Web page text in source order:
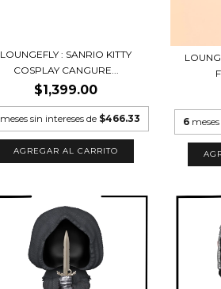
LOUNGEFLY : SANRIO KITTY
COSPLAY CANGURE...
$1,399.00
meses sin intereses de $466.33 6